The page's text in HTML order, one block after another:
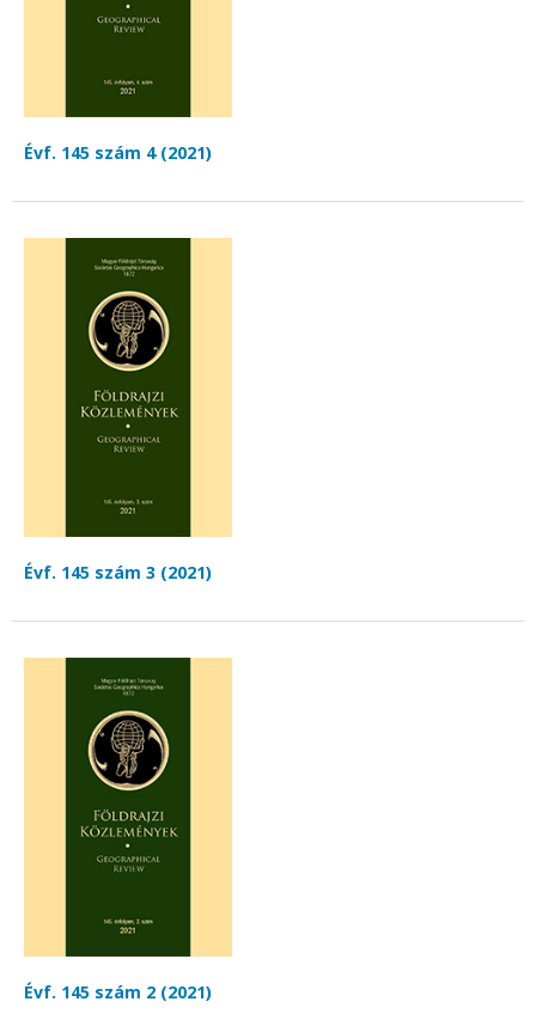
Évf. 145 szám 4 (2021)
Évf. 145 szám 3 (2021)
Évf. 145 szám 2 (2021)